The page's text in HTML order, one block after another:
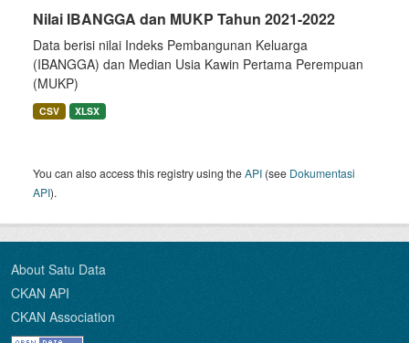
Nilai IBANGGA dan MUKP Tahun 2021-2022
Data berisi nilai Indeks Pembangunan Keluarga
(IBANGGA) dan Median Usia Kawin Pertama Perempuan
(MUKP)
CSV XLSX
You can also access this registry using theAPI (see Dokumentasi
API).
About Satu Data
CKAN API
CKAN Association